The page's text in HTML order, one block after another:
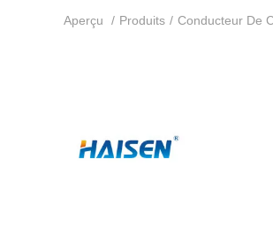
Aperçu / Produits / Conducteur De